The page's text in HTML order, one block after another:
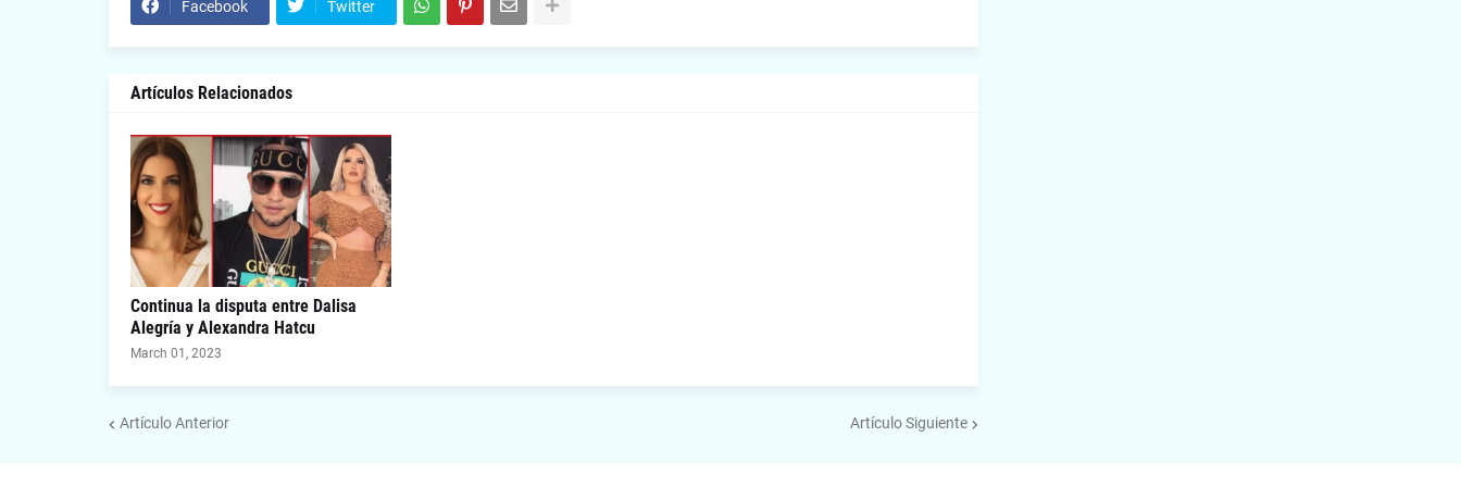
Facebook Twitter
Artículos Relacionados
Continua la disputa entre Dalisa
Alegría y Alexandra Hatcu
March 01, 2023
Artículo Anterior Artículo Siguiente